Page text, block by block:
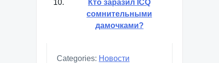
Кто заразил ICQ
сомнительными
дамочками?
Categories: Новости